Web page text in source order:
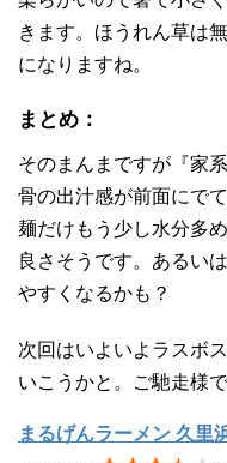
きます。ほうれん草は
になりますね。
まとめ：
そのまんまですが『家
骨の出汁感が前面にで
麺だけもう少し水分多
良さそうです。あるい
やすくなるかも？
次回はいよいよラスボ
いこうかと。ご馳走様
まるげんラーメン 久里